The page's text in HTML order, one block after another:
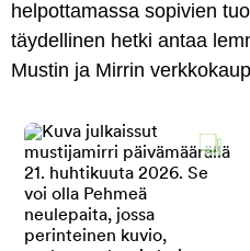
helpottamassa sopivien
täydellinen hetki antaa
Mustin ja Mirrin